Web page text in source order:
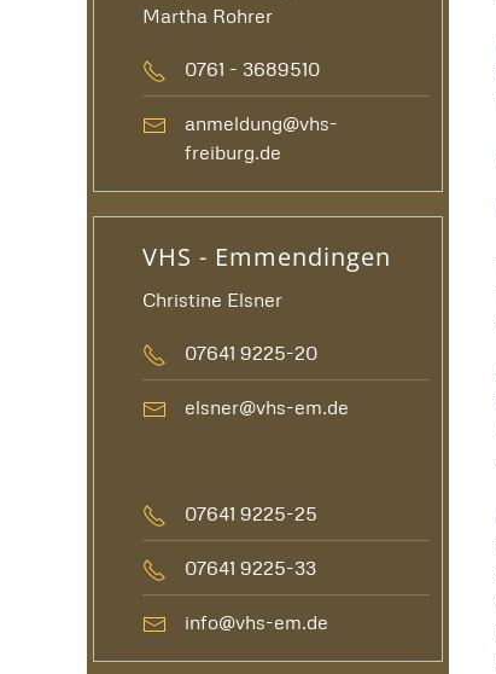
Martha Rohrer
0761 - 3689510
anmeldung@vhs-
freiburg.de
VHS - Emmendingen
Christine Elsner
07641 9225-20
elsner@vhs-em.de
07641 9225-25
07641 9225-33
info@vhs-em.de